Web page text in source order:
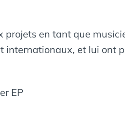
en tant que
et lui ont
EP